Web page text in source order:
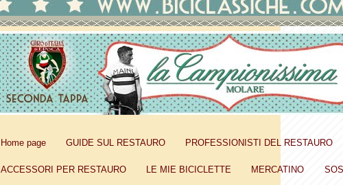
Home page GUIDE SUL RESTAURO PROFESSIONISTI DEL RESTAURO
ACCESSORI PER RESTAURO LE MIE BICICLETTE MERCATINO